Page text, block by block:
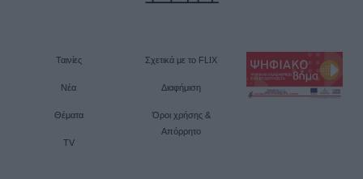
Ταινίες
Νέα
Θέματα
TV
Σχετικά με το FLIX
Διαφήμιση
Όροι χρήσης &
Απόρρητο